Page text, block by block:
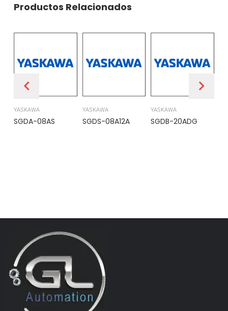
Productos Relacionados
YASKAWA
SGDA-08AS
YASKAWA
SGDS-08A12A
YASKAWA
SGDB-20ADG